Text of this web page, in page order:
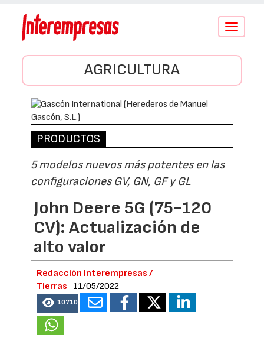
Conmutar
AGRICULTURA
PRODUCTOS
5 modelos nuevos más potentes en las
configuraciones GV, GN, GF y GL
John Deere 5G (75-120
CV): Actualización de
alto valor
Redacción Interempresas /
Tierras
11/05/2022
10710